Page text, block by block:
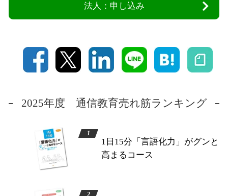
法人：申し込み
2025年度 通信教育売れ筋ランキング
1日15分「言語化力」がグンと
高まるコース